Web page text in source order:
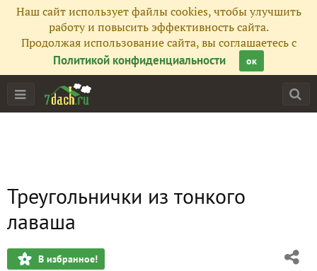
Наш сайт использует файлы cookies, чтобы улучшить
работу и повысить эффективность сайта.
Продолжая использование сайта, вы соглашаетесь с
Политикой конфиденциальности
ок
Треугольнички из тонкого
лаваша
В избранное!